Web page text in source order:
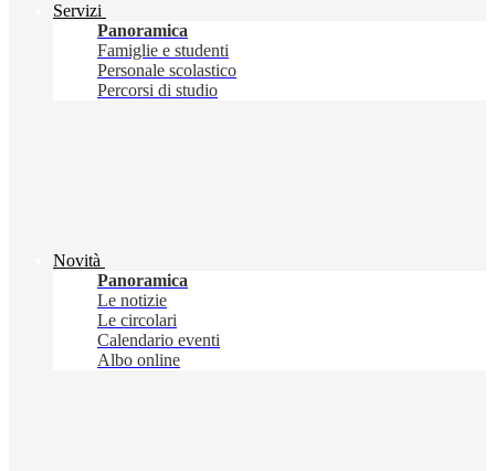
Servizi
Panoramica
Famiglie e studenti
Personale scolastico
Percorsi di studio
Novità
Panoramica
Le notizie
Le circolari
Calendario eventi
Albo online